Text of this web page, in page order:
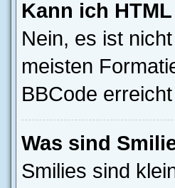
Kann ich
Nein, es ist
meisten
BBCode
Was sind
Smilies sind